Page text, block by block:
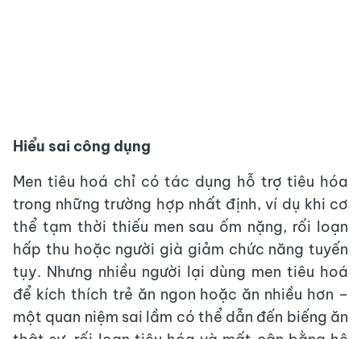
Hiểu sai công dụng
Men tiêu hoá chỉ có tác dụng hỗ trợ tiêu hóa
trong những trường hợp nhất định, ví dụ khi cơ
thể tạm thời thiếu men sau ốm nặng, rối loạn
hấp thu hoặc người già giảm chức năng tuyến
tụy. Nhưng nhiều người lại dùng men tiêu hoá
để kích thích trẻ ăn ngon hoặc ăn nhiều hơn –
một quan niệm sai lầm có thể dẫn đến biếng ăn